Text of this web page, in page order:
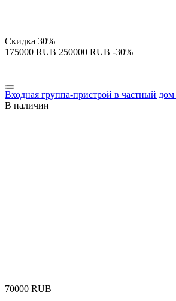
Скидка 30%
‍175000‍ RUB ‍250000‍ RUB -30%
Входная группа-пристрой в частный
В наличии
‍70000‍ RUB